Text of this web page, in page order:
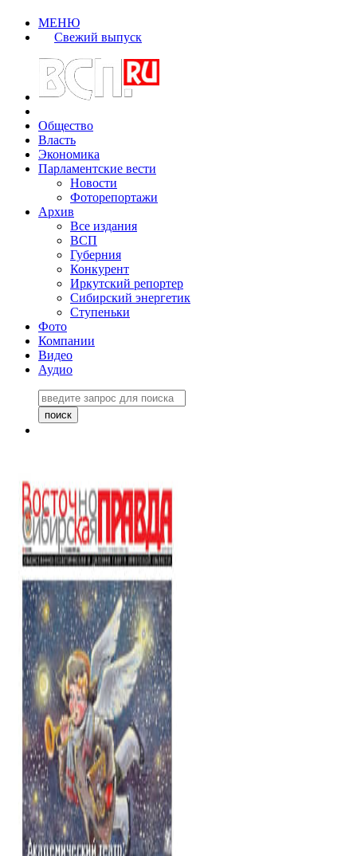
МЕНЮ
Свежий выпуск
Общество
Власть
Экономика
Парламентские вести
Новости
Фоторепортажи
Архив
Все издания
ВСП
Губерния
Конкурент
Иркутский репортер
Сибирский энергетик
Ступеньки
Фото
Компании
Видео
Аудио